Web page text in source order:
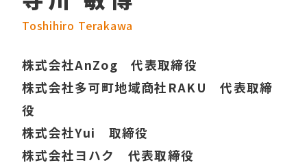
Toshihiro Terakawa
株式会社AnZog 代表取締役
株式会社多可町地域商社RAKU 代表取締
役
株式会社Yui 取締役
株式会社ヨハク 代表取締役